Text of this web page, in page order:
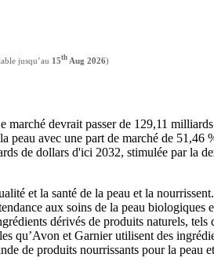
jusqu’au 15th Aug 2026)
devrait passer de 129,11
avec une part de marché de
de dollars d'ici 2032, stimulée par la
et la santé de la peau et la
aux soins de la peau biologiques
dérivés de produits naturels,
qu’Avon et Garnier utilisent des
de produits nourrissants pour la peau